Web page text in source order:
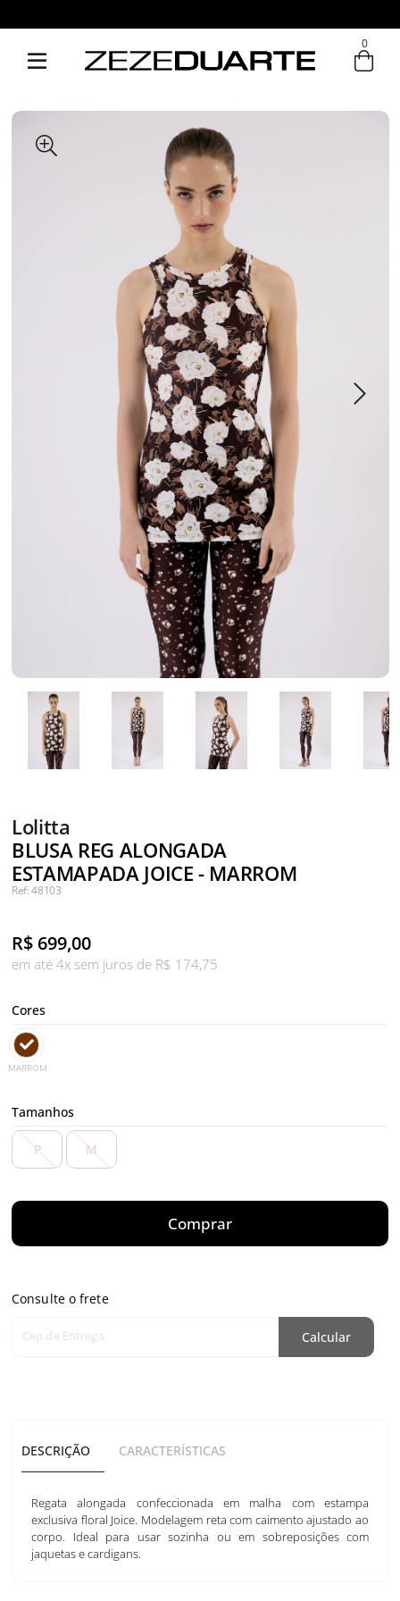
Entre com email ou cpf/cnpj
0
Lolitta
BLUSA REG ALONGADA
ESTAMAPADA JOICE - MARROM
Ref: 48103
R$ 699,00
em até 4x sem juros de R$ 174,75
Cores
MARROM
Tamanhos
P M
Comprar
Consulte o frete
Cep de Entrega Calcular
DESCRIÇÃO CARACTERÍSTICAS
Regata alongada confeccionada em malha com estampa
exclusiva floral Joice. Modelagem reta com caimento ajustado ao
corpo. Ideal para usar sozinha ou em sobreposições com
jaquetas e cardigans.